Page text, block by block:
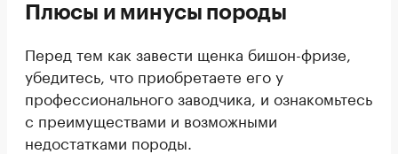
Плюсы и минусы породы
Перед тем как завести щенка бишон-фризе,
убедитесь, что приобретаете его у
профессионального заводчика, и ознакомьтесь
с преимуществами и возможными
недостатками породы.